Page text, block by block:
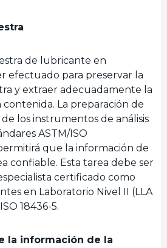
de lubricante en
efectuado para preservar la
y extraer adecuadamente la
La preparación de
los instrumentos de análisis
ASTM/ISO
que la información de
confiable. Esta tarea debe ser
certificado como
en Laboratorio Nivel II (LLA
18436-5.
la información de la